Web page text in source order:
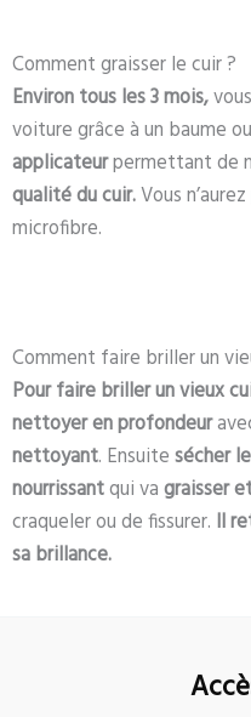
Comment graisser le cuir ?
Environ tous les 3 mois,
voiture grâce à un baume
applicateurpermettant de
qualité du cuir.Vous
microfibre.
Comment faire briller un
Pour faire briller un vieux
nettoyer en profondeur
nettoyant. Ensuitesécher
nourrissantqui vagraisser
craqueler ou de fissurer. Il
sa brillance.